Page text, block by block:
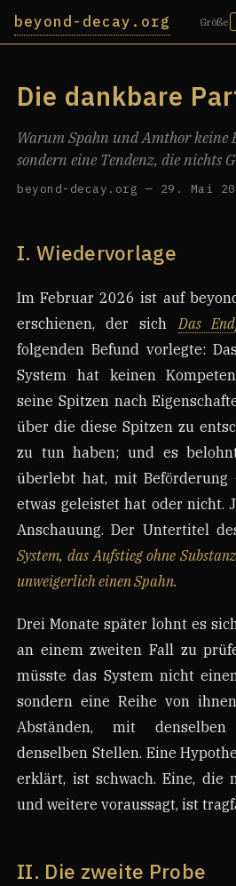
beyond-decay.org Größe
Die dankbare
Warum Spahn und Amthor keine
sondern eine Tendenz, die nichts
beyond-decay.org — 29. Mai
I. Wiedervorlage
Im Februar 2026 ist auf
erschienen, der sichDas
folgenden Befund vorlegte:
System hat keinen
seine Spitzen nach
über die diese Spitzen zu
zu tun haben; und es
überlebt hat, mit
etwas geleistet hat oder nicht.
Anschauung. Der Untertitel
System, das Aufstieg ohne
unweigerlich einen Spahn.
Drei Monate später lohnt es
an einem zweiten Fall zu
müsste das System nicht
sondern eine Reihe von
Abständen, mit denselben
denselben Stellen. Eine
erklärt, ist schwach. Eine, die
und weitere voraussagt, ist
II. Die zweite Probe